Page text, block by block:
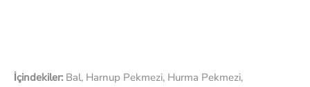
İçindekiler: Bal, Harnup Pekmezi, Hurma Pekmezi,